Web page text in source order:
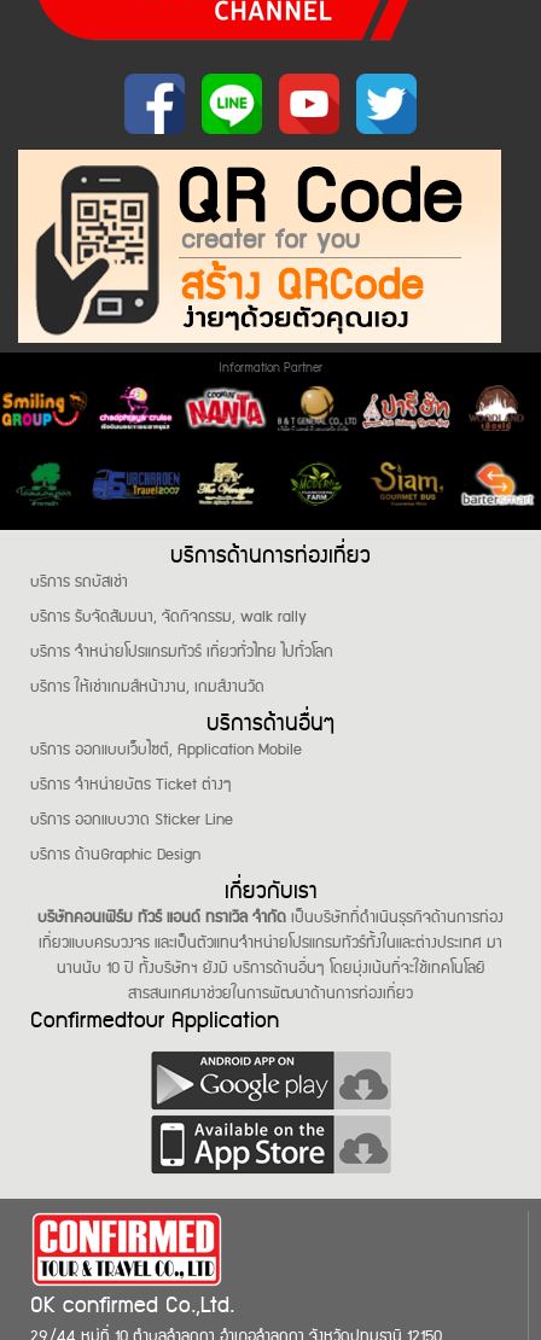
Information Partner
บริการด้านการท่องเที่ยว
บริการ รถบัสเช่า
บริการ รับจัดสัมมนา, จัดกิจกรรม, walk rally
บริการ จำหน่ายโปรแกรมทัวร์ เที่ยวทั่วไทย ไปทั่วโลก
บริการ ให้เช่าเกมส์หน้างาน, เกมส์งานวัด
บริการด้านอื่นๆ
บริการ ออกแบบเว็บไซต์, Application Mobile
บริการ จำหน่ายบัตร Ticket ต่างๆ
บริการ ออกแบบวาด Sticker Line
บริการ ด้านGraphic Design
เกี่ยวกับเรา
บริษัทคอนเฟิร์ม ทัวร์ แอนด์ ทราเวิล จำกัดเป็นบริษัทที่ดำเนินธุรกิจด้านการท่อง
เที่ยวแบบครบวงจร และเป็นตัวแทนจำหน่ายโปรแกรมทัวร์ทั้งในและต่างประเทศ มา
นานนับ 10 ปี ทั้งบริษัทฯ ยังมี บริการด้านอื่นๆ โดยมุ่งเน้นที่จะใช้เทคโนโลยี
สารสนเทศมาช่วยในการพัฒนาด้านการท่องเที่ยว
Confirmedtour Application
OK confirmed Co.,Ltd.